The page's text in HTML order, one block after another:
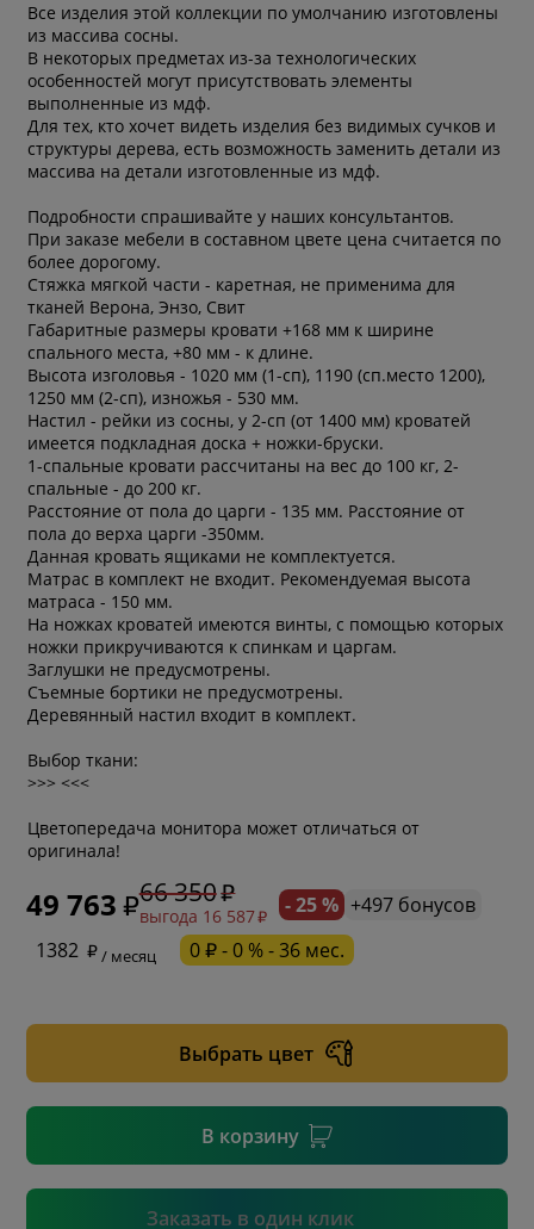
Все изделия этой коллекции по умолчанию изготовлены
из массива сосны.
В некоторых предметах из-за технологических
особенностей могут присутствовать элементы
выполненные из мдф.
Для тех, кто хочет видеть изделия без видимых сучков и
структуры дерева, есть возможность заменить детали из
массива на детали изготовленные из мдф.
Подробности спрашивайте у наших консультантов.
При заказе мебели в составном цвете цена считается по
более дорогому.
Стяжка мягкой части - каретная, не применима для
тканей Верона, Энзо, Свит
Габаритные размеры кровати +168 мм к ширине
спального места, +80 мм - к длине.
Высота изголовья - 1020 мм (1-сп), 1190 (сп.место 1200),
1250 мм (2-сп), изножья - 530 мм.
Настил - рейки из сосны, у 2-сп (от 1400 мм) кроватей
имеется подкладная доска + ножки-бруски.
1-спальные кровати рассчитаны на вес до 100 кг, 2-
спальные - до 200 кг.
Расстояние от пола до царги - 135 мм. Расстояние от
пола до верха царги -350мм.
Данная кровать ящиками не комплектуется.
Матрас в комплект не входит. Рекомендуемая высота
матраса - 150 мм.
На ножках кроватей имеются винты, с помощью которых
ножки прикручиваются к спинкам и царгам.
Заглушки не предусмотрены.
Съемные бортики не предусмотрены.
Деревянный настил входит в комплект.
Выбор ткани:
>>> <<<
Цветопередача монитора может отличаться от
оригинала!
49 763 66 350
выгода 16 587 - 25 % +497 бонусов
1382
/ месяц 0 ₽ - 0 % - 36 мес.
Выбрать цвет
В корзину
Заказать в один клик
* обязательное поле
Подтвердить